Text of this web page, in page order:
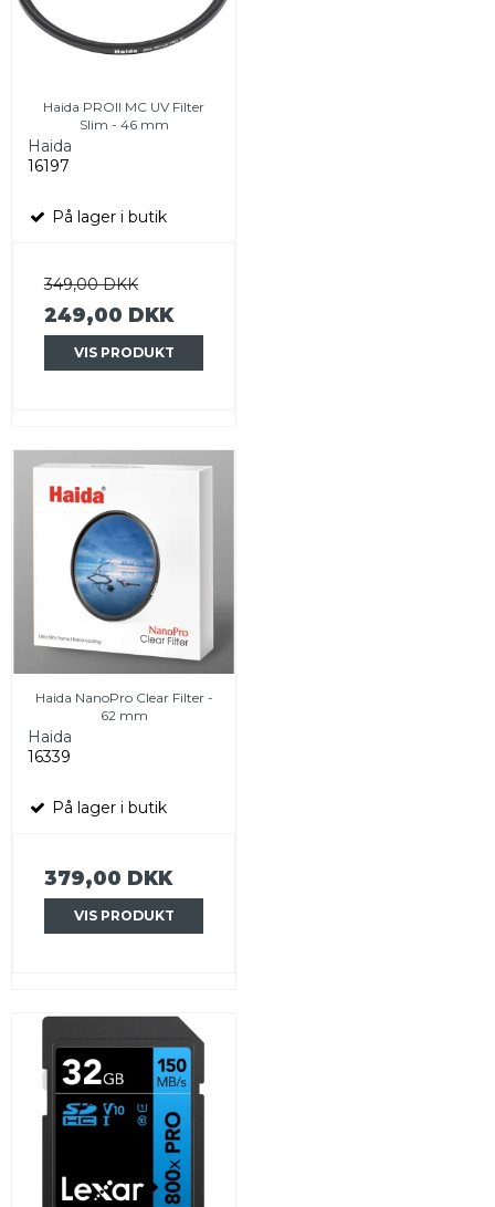
Haida PROII MC UV Filter
Slim - 46 mm
Haida
16197
På lager i butik
349,00 DKK
249,00 DKK
VIS PRODUKT
Haida NanoPro Clear Filter -
62 mm
Haida
16339
På lager i butik
379,00 DKK
VIS PRODUKT